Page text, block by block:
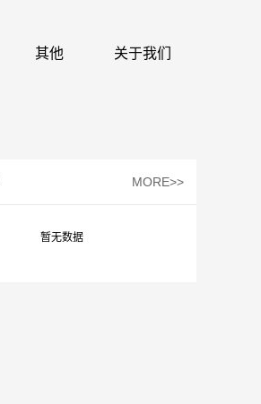
其他 关于我们
MORE>>
暂无数据